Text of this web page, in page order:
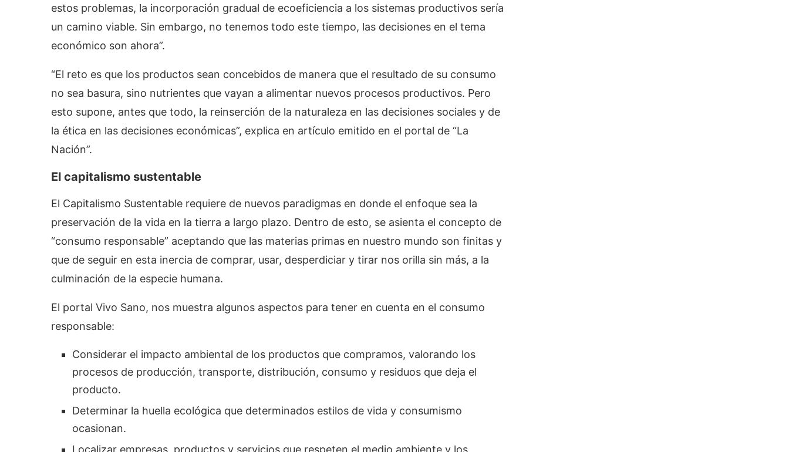
estos problemas, la incorporación gradual de ecoeficiencia a los sistemas productivos sería
un camino viable. Sin embargo, no tenemos todo este tiempo, las decisiones en el tema
económico son ahora”.
“El reto es que los productos sean concebidos de manera que el resultado de su consumo
no sea basura, sino nutrientes que vayan a alimentar nuevos procesos productivos. Pero
esto supone, antes que todo, la reinserción de la naturaleza en las decisiones sociales y de
la ética en las decisiones económicas”, explica en artículo emitido en el portal de “La
Nación”.
El capitalismo sustentable
El Capitalismo Sustentable requiere de nuevos paradigmas en donde el enfoque sea la
preservación de la vida en la tierra a largo plazo. Dentro de esto, se asienta el concepto de
“consumo responsable” aceptando que las materias primas en nuestro mundo son finitas y
que de seguir en esta inercia de comprar, usar, desperdiciar y tirar nos orilla sin más, a la
culminación de la especie humana.
El portal Vivo Sano, nos muestra algunos aspectos para tener en cuenta en el consumo
responsable:
Considerar el impacto ambiental de los productos que compramos, valorando los
procesos de producción, transporte, distribución, consumo y residuos que deja el
producto.
Determinar la huella ecológica que determinados estilos de vida y consumismo
ocasionan.